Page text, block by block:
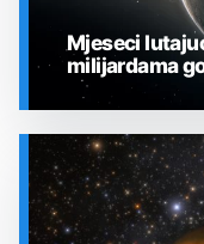
SVEMIR
Mjeseci
milijardama